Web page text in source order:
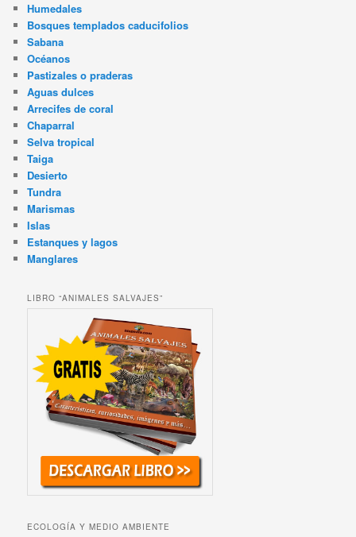
Humedales
Bosques templados caducifolios
Sabana
Océanos
Pastizales o praderas
Aguas dulces
Arrecifes de coral
Chaparral
Selva tropical
Taiga
Desierto
Tundra
Marismas
Islas
Estanques y lagos
Manglares
LIBRO “ANIMALES SALVAJES”
ECOLOGÍA Y MEDIO AMBIENTE